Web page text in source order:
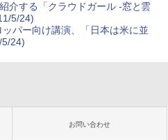
介する「クラウドガール -窓と雲
5/24)
パー向け講演、「日本は米に並
24)
お問い合わせ